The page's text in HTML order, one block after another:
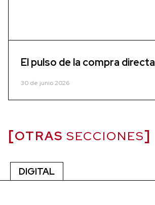
El pulso de la compra directa
30 de junio 2026
OTRAS SECCIONES
DIGITAL